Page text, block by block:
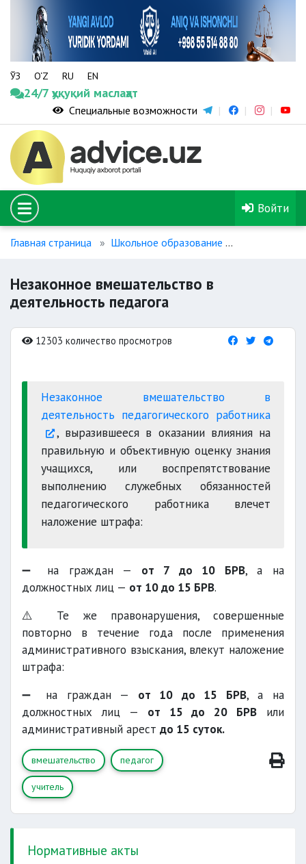
ЎЗ O‘Z RU EN
24/7 ҳуқуқий маслаҳат
Специальные возможности
Войти
Главная страница Школьное образование
Незаконное вмешательство в
деятельность педагога
12303 количество просмотров
Незаконное вмешательство в
деятельность педагогического работника
, выразившееся в оказании влияния на
правильную и объективную оценку знания
учащихся, или воспрепятствование
выполнению служебных обязанностей
педагогического работника влечет
наложение штрафа:
➖ на граждан — от 7 до 10 БРВ, а на
должностных лиц — от 10 до 15 БРВ.
⚠️ Те же правонарушения, совершенные
повторно в течение года после применения
административного взыскания, влекут наложение
штрафа:
➖ на граждан — от 10 до 15 БРВ, а на
должностных лиц — от 15 до 20 БРВ или
административный арест до 15 суток.
вмешательство педагог
учитель
Нормативные акты